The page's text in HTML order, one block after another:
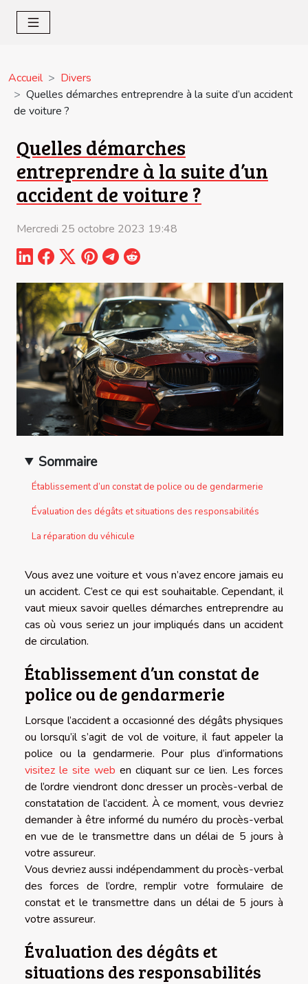
Accueil
Divers
Quelles démarches entreprendre à la suite d’un accident
de voiture ?
Quelles démarches
entreprendre à la suite d’un
accident de voiture ?
Mercredi 25 octobre 2023 19:48
Sommaire
Établissement d’un constat de police ou de gendarmerie
Évaluation des dégâts et situations des responsabilités
La réparation du véhicule
Vous avez une voiture et vous n’avez encore jamais eu
un accident. C’est ce qui est souhaitable. Cependant, il
vaut mieux savoir quelles démarches entreprendre au
cas où vous seriez un jour impliqués dans un accident
de circulation.
Établissement d’un constat de
police ou de gendarmerie
Lorsque l’accident a occasionné des dégâts physiques
ou lorsqu’il s’agit de vol de voiture, il faut appeler la
police ou la gendarmerie. Pour plus d’informations
visitez le site web en cliquant sur ce lien. Les forces
de l’ordre viendront donc dresser un procès-verbal de
constatation de l’accident. À ce moment, vous devriez
demander à être informé du numéro du procès-verbal
en vue de le transmettre dans un délai de 5 jours à
votre assureur.
Vous devriez aussi indépendamment du procès-verbal
des forces de l’ordre, remplir votre formulaire de
constat et le transmettre dans un délai de 5 jours à
votre assureur.
Évaluation des dégâts et
situations des responsabilités